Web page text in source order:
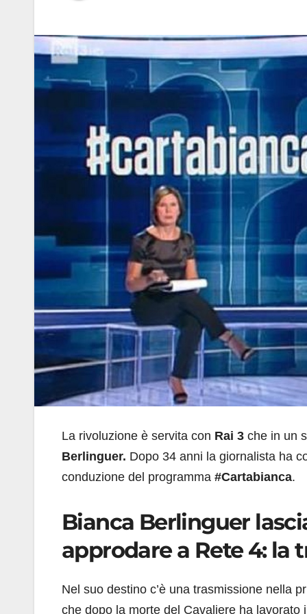
La rivoluzione è servita con Rai 3 che in un
Berlinguer. Dopo 34 anni la giornalista ha
conduzione del programma #Cartabianca.
Bianca Berlinguer
approdare a Rete 4: la
Nel suo destino c’è una trasmissione nella
che dopo la morte del Cavaliere ha